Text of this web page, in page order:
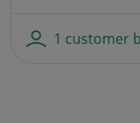
1 customer